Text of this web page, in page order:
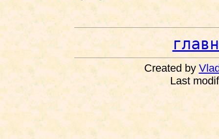
Created by
Last